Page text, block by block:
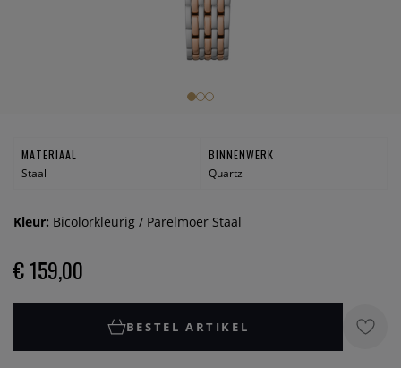
MATERIAAL
Staal
BINNENWERK
Quartz
Kleur: Bicolorkleurig / Parelmoer Staal
€ 159,00
BESTEL ARTIKEL